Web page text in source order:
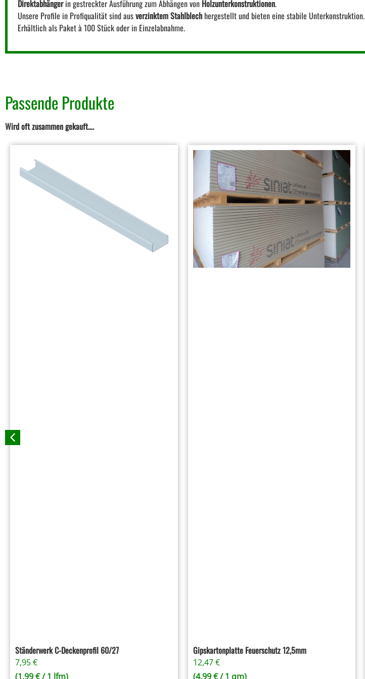
Direktabhängerin gestreckter Ausführung zum Abhängen von Holzunterkonstruktionen.
Unsere Profile in Profiqualität sind ausverzinktem Stahlblech hergestellt und bieten eine stabile Unterkonstruktion.
Erhältlich als Paket à 100 Stück oder in Einzelabnahme.
Passende Produkte
Wird oft zusammen gekauft….
Ständerwerk C-Deckenprofil 60/27
7,95€
(1,99€/ 1 lfm)
Gipskartonplatte Feuerschutz 12,5mm
12,47€
(4,99€/ 1 qm)